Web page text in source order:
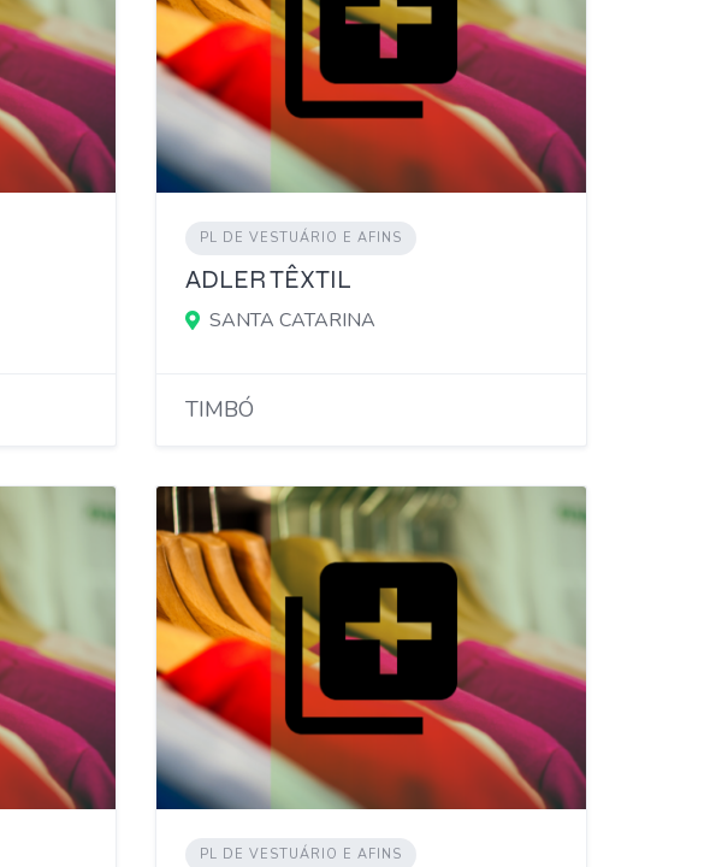
PL DE VESTUÁRIO E AFINS
ADLER TÊXTIL
SANTA CATARINA
TIMBÓ
PL DE VESTUÁRIO E AFINS